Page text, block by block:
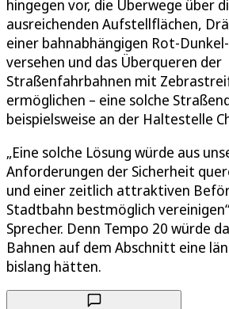
hingegen vor, die Überwege über
ausreichenden Aufstellflächen,
einer bahnabhängigen Rot-
versehen und das Überqueren der
Straßenfahrbahnen mit
ermöglichen – eine solche
beispielsweise an der Haltestelle
„Eine solche Lösung würde aus
Anforderungen der Sicherheit
und einer zeitlich attraktiven
Stadtbahn bestmöglich
Sprecher. Denn Tempo 20 würde
Bahnen auf dem Abschnitt eine
bislang hätten.